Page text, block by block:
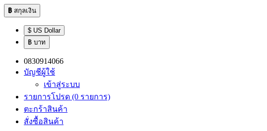
฿ สกุลเงิน
$ US Dollar
฿ บาท
0830914066
บัญชีผู้ใช้
เข้าสู่ระบบ
รายการโปรด (0 รายการ)
ตะกร้าสินค้า
สั่งซื้อสินค้า